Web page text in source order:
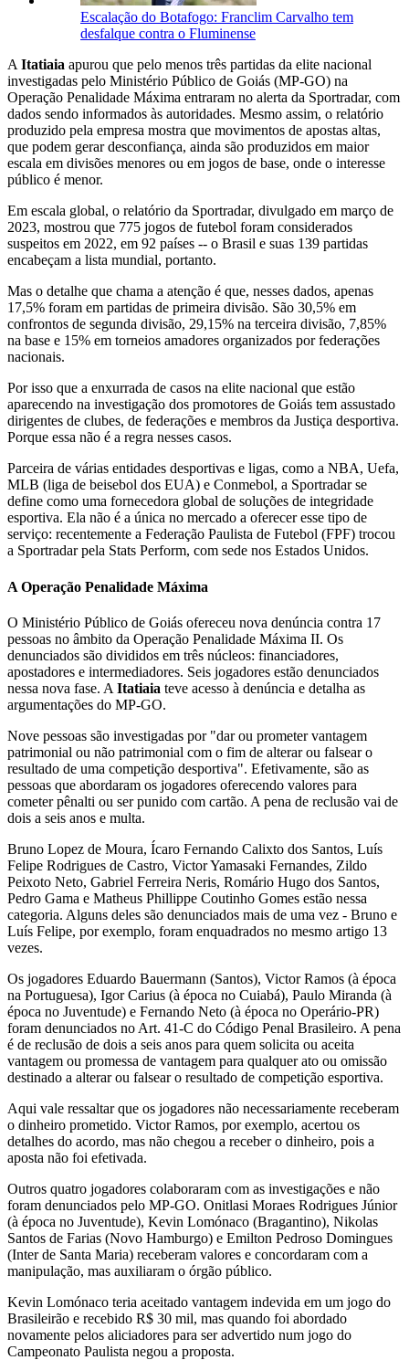
Escalação do Botafogo: Franclim Carvalho tem
desfalque contra o Fluminense
A Itatiaia apurou que pelo menos três partidas da elite nacional
investigadas pelo Ministério Público de Goiás (MP-GO) na
Operação Penalidade Máxima entraram no alerta da Sportradar, com
dados sendo informados às autoridades. Mesmo assim, o relatório
produzido pela empresa mostra que movimentos de apostas altas,
que podem gerar desconfiança, ainda são produzidos em maior
escala em divisões menores ou em jogos de base, onde o interesse
público é menor.
Em escala global, o relatório da Sportradar, divulgado em março de
2023, mostrou que 775 jogos de futebol foram considerados
suspeitos em 2022, em 92 países -- o Brasil e suas 139 partidas
encabeçam a lista mundial, portanto.
Mas o detalhe que chama a atenção é que, nesses dados, apenas
17,5% foram em partidas de primeira divisão. São 30,5% em
confrontos de segunda divisão, 29,15% na terceira divisão, 7,85%
na base e 15% em torneios amadores organizados por federações
nacionais.
Por isso que a enxurrada de casos na elite nacional que estão
aparecendo na investigação dos promotores de Goiás tem assustado
dirigentes de clubes, de federações e membros da Justiça desportiva.
Porque essa não é a regra nesses casos.
Parceira de várias entidades desportivas e ligas, como a NBA, Uefa,
MLB (liga de beisebol dos EUA) e Conmebol, a Sportradar se
define como uma fornecedora global de soluções de integridade
esportiva. Ela não é a única no mercado a oferecer esse tipo de
serviço: recentemente a Federação Paulista de Futebol (FPF) trocou
a Sportradar pela Stats Perform, com sede nos Estados Unidos.
A Operação Penalidade Máxima
O Ministério Público de Goiás ofereceu nova denúncia contra 17
pessoas no âmbito da Operação Penalidade Máxima II. Os
denunciados são divididos em três núcleos: financiadores,
apostadores e intermediadores. Seis jogadores estão denunciados
nessa nova fase. A Itatiaia teve acesso à denúncia e detalha as
argumentações do MP-GO.
Nove pessoas são investigadas por "dar ou prometer vantagem
patrimonial ou não patrimonial com o fim de alterar ou falsear o
resultado de uma competição desportiva". Efetivamente, são as
pessoas que abordaram os jogadores oferecendo valores para
cometer pênalti ou ser punido com cartão. A pena de reclusão vai de
dois a seis anos e multa.
Bruno Lopez de Moura, Ícaro Fernando Calixto dos Santos, Luís
Felipe Rodrigues de Castro, Victor Yamasaki Fernandes, Zildo
Peixoto Neto, Gabriel Ferreira Neris, Romário Hugo dos Santos,
Pedro Gama e Matheus Phillippe Coutinho Gomes estão nessa
categoria. Alguns deles são denunciados mais de uma vez - Bruno e
Luís Felipe, por exemplo, foram enquadrados no mesmo artigo 13
vezes.
Os jogadores Eduardo Bauermann (Santos), Victor Ramos (à época
na Portuguesa), Igor Carius (à época no Cuiabá), Paulo Miranda (à
época no Juventude) e Fernando Neto (à época no Operário-PR)
foram denunciados no Art. 41-C do Código Penal Brasileiro. A pena
é de reclusão de dois a seis anos para quem solicita ou aceita
vantagem ou promessa de vantagem para qualquer ato ou omissão
destinado a alterar ou falsear o resultado de competição esportiva.
Aqui vale ressaltar que os jogadores não necessariamente receberam
o dinheiro prometido. Victor Ramos, por exemplo, acertou os
detalhes do acordo, mas não chegou a receber o dinheiro, pois a
aposta não foi efetivada.
Outros quatro jogadores colaboraram com as investigações e não
foram denunciados pelo MP-GO. Onitlasi Moraes Rodrigues Júnior
(à época no Juventude), Kevin Lomónaco (Bragantino), Nikolas
Santos de Farias (Novo Hamburgo) e Emilton Pedroso Domingues
(Inter de Santa Maria) receberam valores e concordaram com a
manipulação, mas auxiliaram o órgão público.
Kevin Lomónaco teria aceitado vantagem indevida em um jogo do
Brasileirão e recebido R$ 30 mil, mas quando foi abordado
novamente pelos aliciadores para ser advertido num jogo do
Campeonato Paulista negou a proposta.